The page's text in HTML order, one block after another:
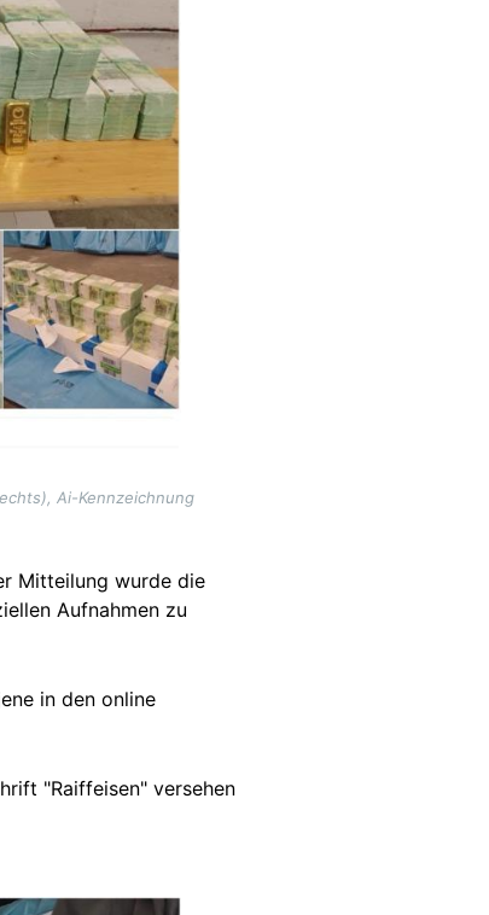
Ai-Kennzeichnung
Mitteilung wurde die
Aufnahmen zu
in den online
"Raiffeisen" versehen